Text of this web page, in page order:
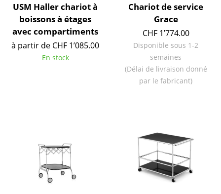
Suspensions & Plafonniers
Lampes de table
Lampes de bureau
Lampes sans fil
... voir tous les luminaires
USM Haller chariot à
boissons à étages
avec compartiments
à partir de CHF 1’085.00
En stock
Chariot de service
Grace
CHF 1’774.00
Disponible sous 1-2
semaines
(Délai de livraison donné
par le fabricant)